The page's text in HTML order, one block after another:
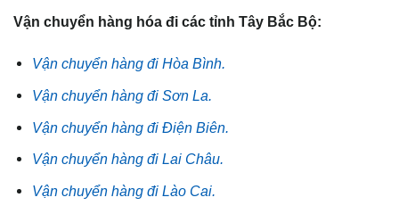
Vận chuyển hàng hóa đi các tỉnh Tây Bắc Bộ:
Vận chuyển hàng đi Hòa Bình.
Vận chuyển hàng đi Sơn La.
Vận chuyển hàng đi Điện Biên.
Vận chuyển hàng đi Lai Châu.
Vận chuyển hàng đi Lào Cai.